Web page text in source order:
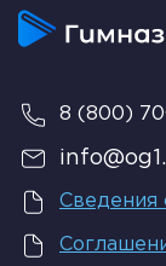
8 (800)
Сведения